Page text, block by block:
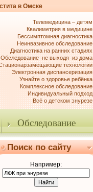
в Омске
Телемедицина – детям
Квалиметрия в медицине
Бессимптомная диагностика
Неинвазивное обследование
Диагностика на ранних стадиях
Обследование не выходя из дома
технологии
Электронная диспансеризация
Узнайте о здоровье ребёнка
Комплексное обследование
Индивидуальный подход
Всё о детском энурезе
Обследование
Поиск по сайту
Например: